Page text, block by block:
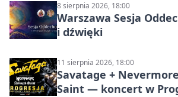
8 sierpnia 2026, 18:00
Warszawa Sesja
i dźwięki
11 sierpnia 2026, 18:00
Savatage +
Saint — koncert w